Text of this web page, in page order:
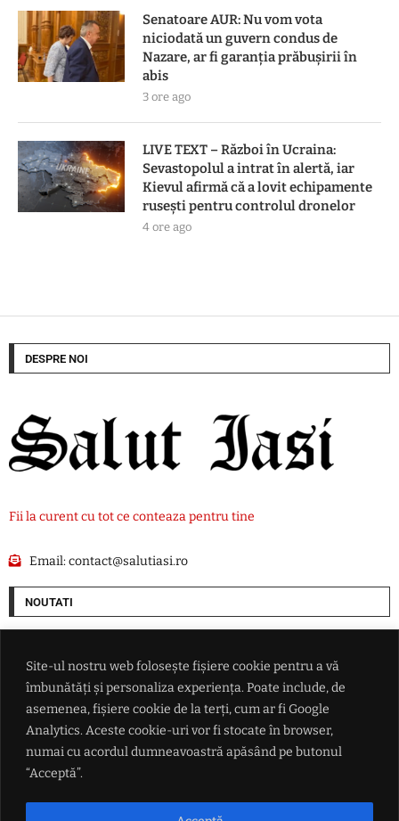
Site-ul nostru web folosește fișiere cookie pentru a vă
îmbunătăți și personaliza experiența. Poate include, de
asemenea, fișiere cookie de la terți, cum ar fi Google
Analytics. Aceste cookie-uri vor fi stocate în browser,
numai cu acordul dumneavoastră apăsând pe butonul
“Acceptă”.
Senatoare AUR: Nu vom vota
niciodată un guvern condus de
Nazare, ar fi garanția prăbușirii în
abis
3 ore ago
LIVE TEXT – Război în Ucraina:
Sevastopolul a intrat în alertă, iar
Kievul afirmă că a lovit echipamente
rusești pentru controlul dronelor
4 ore ago
DESPRE NOI
Fii la curent cu tot ce conteaza pentru tine
Email:contact@salutiasi.ro
NOUTATI
ce refuză categoric
Conflictul din Marea Neagră scapă de sub control: măsura radicală
luată de Ankara după ce două nave au fost lovite de drone
Echipa de handbal feminin CSM Bucureşti a câştigat Cupa Dunărea